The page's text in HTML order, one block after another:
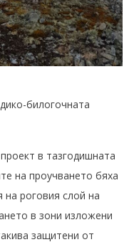
билогочната
в тазгодишната
на проучването бяха
на роговия слой на
в зони изложени
защитени от